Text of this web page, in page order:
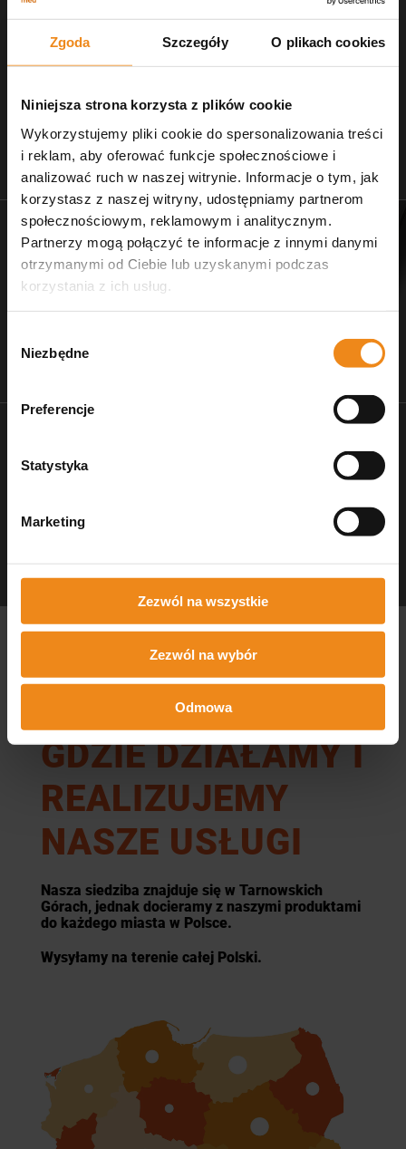
Zgoda Szczegóły O plikach cookies
Niniejsza strona korzysta z plików cookie
Wykorzystujemy pliki cookie do spersonalizowania treści
i reklam, aby oferować funkcje społecznościowe i
analizować ruch w naszej witrynie. Informacje o tym, jak
korzystasz z naszej witryny, udostępniamy partnerom
społecznościowym, reklamowym i analitycznym.
Partnerzy mogą połączyć te informacje z innymi danymi
otrzymanymi od Ciebie lub uzyskanymi podczas
korzystania z ich usług.
zgody
Niezbędne
Preferencje
Statystyka
Marketing
Zezwól na wszystkie
Zezwól na wybór
Odmowa
Stetoskopy
zobacz naszą ofertę
Nożczyki do strzyżenia
dla salonów pielęgnacji
czystość w gabinecie
GDZIE DZIAŁAMY I
REALIZUJEMY
NASZE USŁUGI
Nasza siedziba znajduje się w Tarnowskich
Górach, jednak docieramy z naszymi produktami
do każdego miasta w Polsce.
Wysyłamy na terenie całej Polski.